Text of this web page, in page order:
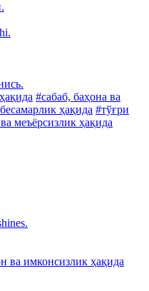
#сабаб, баҳона ва
ҳақида #тўғри
меъёрсизлик ҳақида
ва имконсизлик ҳақида